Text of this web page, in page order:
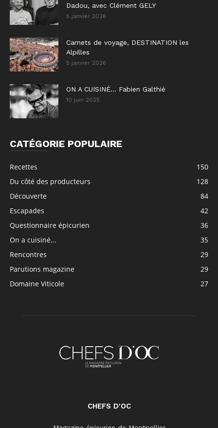
Dadou, avec Clément GELY
5 janvier 2026
Carnets de voyage, DESTINATION les
Alpilles
5 janvier 2026
ON A CUISINÉ… Fabien Galthié
10 juin 2025
CATÉGORIE POPULAIRE
Recettes
150
Du côté des producteurs
128
Découverte
84
Escapades
42
Questionnaire épicurien
36
On a cuisiné...
35
Rencontres
29
Parutions magazine
29
Domaine Viticole
27
CHEFS D'OC